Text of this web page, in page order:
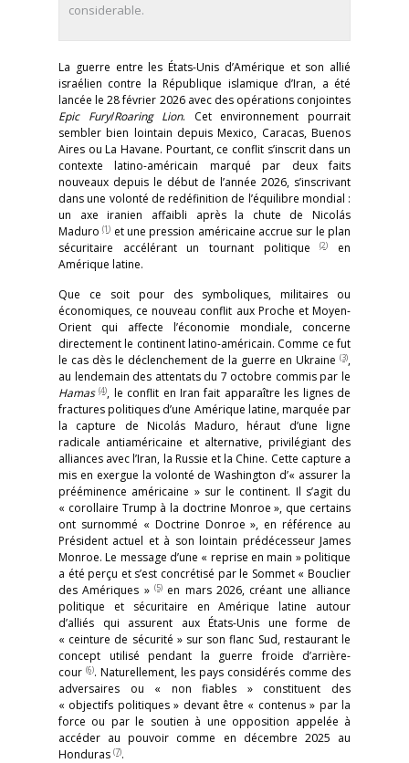
considerable.
La guerre entre les États-Unis d’Amérique et son allié
israélien contre la République islamique d’Iran, a été
lancée le 28 février 2026 avec des opérations conjointes
Epic Fury/Roaring Lion. Cet environnement pourrait
sembler bien lointain depuis Mexico, Caracas, Buenos
Aires ou La Havane. Pourtant, ce conflit s’inscrit dans un
contexte latino-américain marqué par deux faits
nouveaux depuis le début de l’année 2026, s’inscrivant
dans une volonté de redéfinition de l’équilibre mondial :
un axe iranien affaibli après la chute de Nicolás
Maduro(1) et une pression américaine accrue sur le plan
sécuritaire accélérant un tournant politique(2)
en
Amérique latine.
Que ce soit pour des symboliques, militaires ou
économiques, ce nouveau conflit aux Proche et Moyen-
Orient qui affecte l’économie mondiale, concerne
directement le continent latino-américain. Comme ce fut
le cas dès le déclenchement de la guerre en Ukraine (3),
au lendemain des attentats du 7 octobre commis par le
Hamas (4), le conflit en Iran fait apparaître les lignes de
fractures politiques d’une Amérique latine, marquée par
la capture de Nicolás Maduro, héraut d’une ligne
radicale antiaméricaine et alternative, privilégiant des
alliances avec l’Iran, la Russie et la Chine. Cette capture a
mis en exergue la volonté de Washington d’« assurer la
prééminence américaine » sur le continent. Il s’agit du
« corollaire Trump à la doctrine Monroe », que certains
ont surnommé « Doctrine Donroe », en référence au
Président actuel et à son lointain prédécesseur James
Monroe. Le message d’une « reprise en main » politique
a été perçu et s’est concrétisé par le Sommet « Bouclier
des Amériques » (5) en mars 2026, créant une alliance
politique et sécuritaire en Amérique latine autour
d’alliés qui assurent aux États-Unis une forme de
« ceinture de sécurité » sur son flanc Sud, restaurant le
concept utilisé pendant la guerre froide d’arrière-
cour (6). Naturellement, les pays considérés comme des
adversaires ou « non fiables » constituent des
« objectifs politiques » devant être « contenus » par la
force ou par le soutien à une opposition appelée à
accéder au pouvoir comme en décembre 2025 au
Honduras (7).